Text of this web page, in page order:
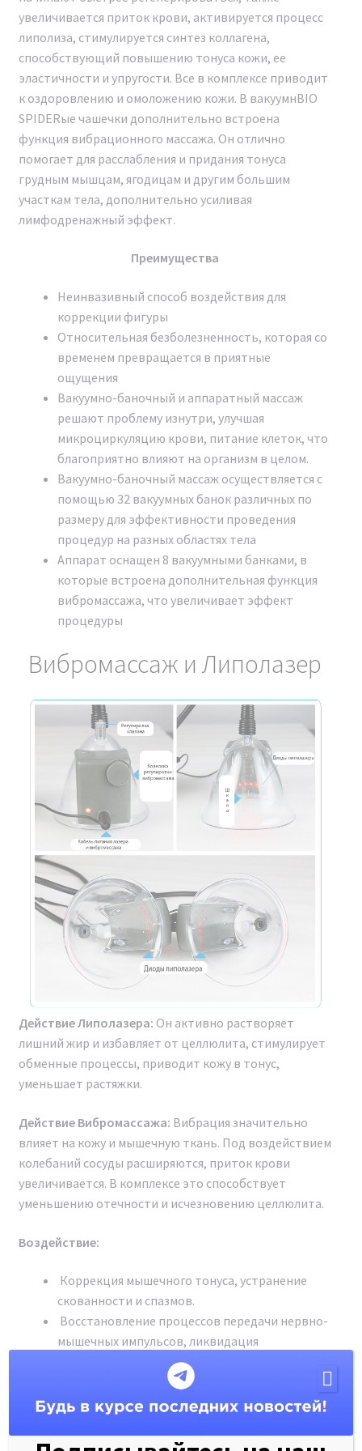
Сертификат о допуске
ДОКУМЕНТЫ
При покупке аппарата Аппарат BIO SPIDER
Модельный ряд 2024 г. вы получите документы в двух
форматах: электронную копию и оригиналы в
сопроводительных документов будет доступна для
скачивания. Список документов:
Договор поставки и гарантийного
технического обслуживания
косметологической техники.
Транспортная накладная.
Сертификат соответствия (РСТ).
Декларация о соответствии и протоколы
испытания (EAC).
Сертификат подлинности аппарата Аппарат
BIO SPIDER Модельный ряд 2024 г..
Диплом о прохождении обучения на аппарате
(выдается после успешной сдачи экзамена).
Технический паспорт устройства.
Инструкция.
проверять их на оригинальность, вы можете
почитать в нашей статье: НАЖМИТЕ ДЛЯ ПРОСМОТРА
ПОЧЕМУ МЫ
Гарантия лучшей цены.
Гарантия на товар и доставку.
Техническая поддержка 24/7.
Инструкция и протоколы на русском языке.
Защита от подделок.
Рассрочка 0%.
Надежная упаковка.
ОПИСАНИЕ
Внимание! Остерегайтесь
подделок!
аппарата Аппарат BIO SPIDER Модельный ряд 2024 г.
на рынке появилось значительное количество
подделок. Несмотря на схожий внешний вид с
оригиналом, эти поддельные косметологические
увеличивается приток крови, активируется процесс
липолиза, стимулируется синтез коллагена,
способствующий повышению тонуса кожи, ее
эластичности и упругости. Все в комплексе приводит
к оздоровлению и омоложению кожи. В вакуумнBIO
SPIDERые чашечки дополнительно встроена
функция вибрационного массажа. Он отлично
помогает для расслабления и придания тонуса
грудным мышцам, ягодицам и другим большим
участкам тела, дополнительно усиливая
лимфодренажный эффект.
Преимущества
Неинвазивный способ воздействия для
коррекции фигуры
Относительная безболезненность, которая со
временем превращается в приятные
ощущения
Вакуумно-баночный и аппаратный массаж
решают проблему изнутри, улучшая
микроциркуляцию крови, питание клеток, что
благоприятно влияют на организм в целом.
Вакуумно-баночный массаж осуществляется с
помощью 32 вакуумных банок различных по
размеру для эффективности проведения
процедур на разных областях тела
Аппарат оснащен 8 вакуумными банками, в
которые встроена дополнительная функция
вибромассажа, что увеличивает эффект
процедуры
Вибромассаж и Липолазер
Действие Липолазера: Он активно растворяет
лишний жир и избавляет от целлюлита, стимулирует
обменные процессы, приводит кожу в тонус,
уменьшает растяжки.
Действие Вибромассажа: Вибрация значительно
влияет на кожу и мышечную ткань. Под воздействием
колебаний сосуды расширяются, приток крови
увеличивается. В комплексе это способствует
уменьшению отечности и исчезновению целлюлита.
Воздействие:
Коррекция мышечного тонуса, устранение
скованности и спазмов.
Восстановление процессов передачи нервно-
мышечных импульсов, ликвидация
патологических рефлексов из-за сдавления
периферических нервов.
Увеличение подвижности суставов и
Очищение просветов сальных и потовых